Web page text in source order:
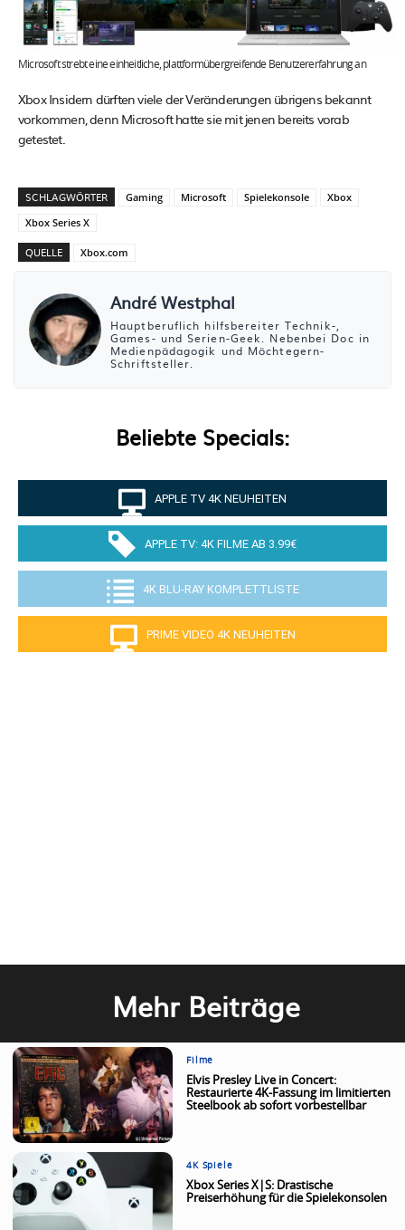
Microsoft strebt eine einheitliche, plattformübergreifende Benutzererfahrung an
Xbox Insidern dürften viele der Veränderungen übrigens bekannt
vorkommen, denn Microsoft hatte sie mit jenen bereits vorab
getestet.
SCHLAGWÖRTER Gaming Microsoft Spielekonsole
Xbox
Xbox Series X
QUELLE Xbox.com
André Westphal
Hauptberuflich hilfsbereiter Technik-,
Games- und Serien-Geek. Nebenbei Doc in
Medienpädagogik und Möchtegern-
Schriftsteller.
Beliebte Specials:
APPLE TV 4K NEUHEITEN
APPLE TV: 4K FILME AB 3.99€
4K BLU-RAY KOMPLETTLISTE
PRIME VIDEO 4K NEUHEITEN
Mehr Beiträge
Filme
Elvis Presley Live in Concert:
Restaurierte 4K-Fassung im limitierten
Steelbook ab sofort vorbestellbar
4K Spiele
Xbox Series X|S: Drastische
Preiserhöhung für die Spielekonsolen